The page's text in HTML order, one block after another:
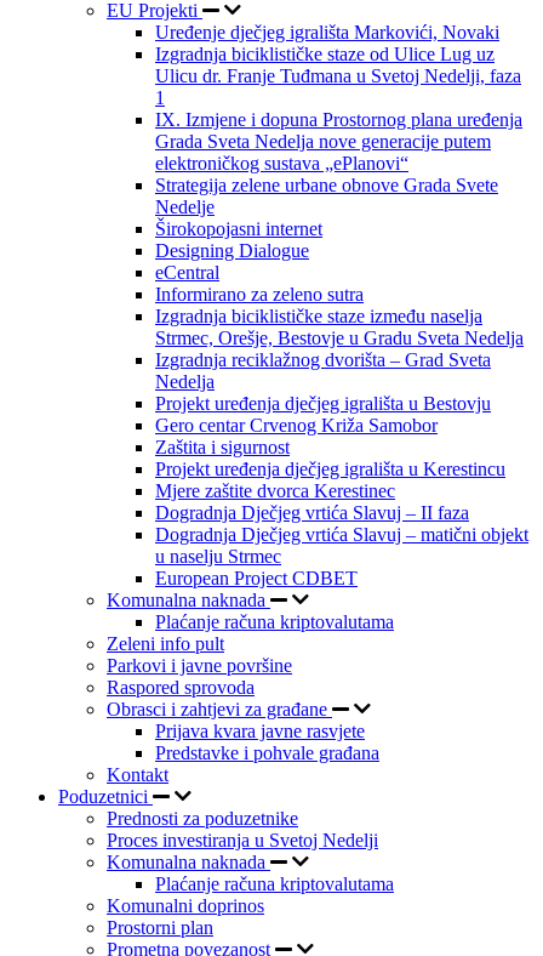
EU Projekti
Uređenje dječjeg igrališta Markovići, Novaki
Izgradnja biciklističke staze od Ulice Lug uz
Ulicu dr. Franje Tuđmana u Svetoj Nedelji, faza
1
IX. Izmjene i dopuna Prostornog plana uređenja
Grada Sveta Nedelja nove generacije putem
elektroničkog sustava „ePlanovi“
Strategija zelene urbane obnove Grada Svete
Nedelje
Širokopojasni internet
Designing Dialogue
eCentral
Informirano za zeleno sutra
Izgradnja biciklističke staze između naselja
Strmec, Orešje, Bestovje u Gradu Sveta Nedelja
Izgradnja reciklažnog dvorišta – Grad Sveta
Nedelja
Projekt uređenja dječjeg igrališta u Bestovju
Gero centar Crvenog Križa Samobor
Zaštita i sigurnost
Projekt uređenja dječjeg igrališta u Kerestincu
Mjere zaštite dvorca Kerestinec
Dogradnja Dječjeg vrtića Slavuj – II faza
Dogradnja Dječjeg vrtića Slavuj – matični objekt
u naselju Strmec
European Project CDBET
Komunalna naknada
Plaćanje računa kriptovalutama
Zeleni info pult
Parkovi i javne površine
Raspored sprovoda
Obrasci i zahtjevi za građane
Prijava kvara javne rasvjete
Predstavke i pohvale građana
Kontakt
Poduzetnici
Prednosti za poduzetnike
Proces investiranja u Svetoj Nedelji
Komunalna naknada
Plaćanje računa kriptovalutama
Komunalni doprinos
Prostorni plan
Prometna povezanost